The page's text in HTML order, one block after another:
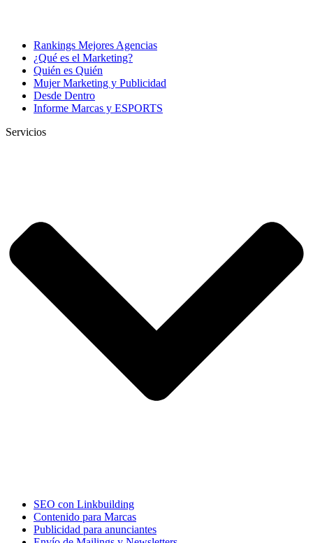
Rankings Mejores Agencias
¿Qué es el Marketing?
Quién es Quién
Mujer Marketing y Publicidad
Desde Dentro
Informe Marcas y ESPORTS
Servicios
SEO con Linkbuilding
Contenido para Marcas
Publicidad para anunciantes